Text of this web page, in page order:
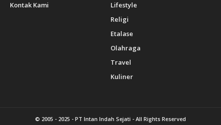
Kontak Kami
Lifestyle
Religi
Etalase
Olahraga
Travel
Kuliner
© 2005 - 2025 - PT Intan Indah Sejati - All Rights Reserved